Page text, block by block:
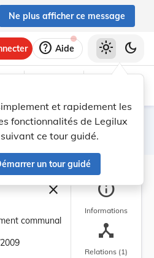
Ne plus afficher ce message
help Aide
et rapidement les
fonctionnalités de Legilux
ce tour guidé.
un tour guidé
light_mode dark_mode
Filtres
closeFermer la barre
communal
info
Informations
device_hub
Relations (1)